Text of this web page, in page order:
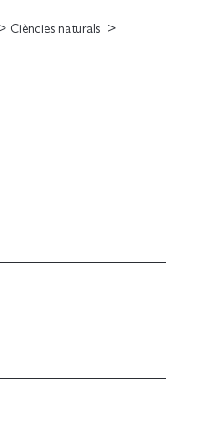
Ciències naturals